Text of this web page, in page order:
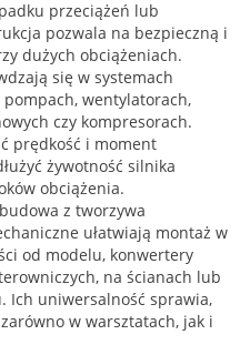
przeciążeń lub
pozwala na bezpieczną i
dużych obciążeniach.
się w systemach
wentylatorach,
czy kompresorach.
prędkość i moment
żywotność silnika
obciążenia.
z tworzywa
ułatwiają montaż w
od modelu, konwertery
na ścianach lub
Ich uniwersalność sprawia,
w warsztatach, jak i